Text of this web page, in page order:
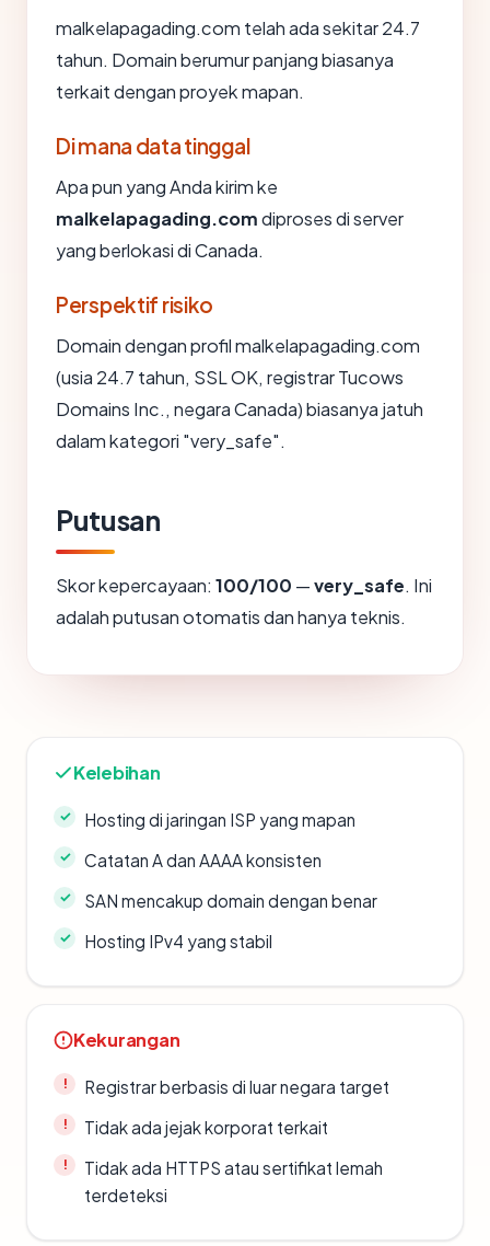
malkelapagading.com telah ada sekitar 24.7
tahun. Domain berumur panjang biasanya
terkait dengan proyek mapan.
Di mana data tinggal
Apa pun yang Anda kirim ke
malkelapagading.comdiproses di server
yang berlokasi di Canada.
Perspektif risiko
Domain dengan profil malkelapagading.com
(usia 24.7 tahun, SSL OK, registrar Tucows
Domains Inc., negara Canada) biasanya jatuh
dalam kategori "very_safe".
Putusan
Skor kepercayaan: 100/100 —very_safe. Ini
adalah putusan otomatis dan hanya teknis.
Kelebihan
Hosting di jaringan ISP yang mapan
Catatan A dan AAAA konsisten
SAN mencakup domain dengan benar
Hosting IPv4 yang stabil
Kekurangan
Registrar berbasis di luar negara target
Tidak ada jejak korporat terkait
Tidak ada HTTPS atau sertifikat lemah
terdeteksi